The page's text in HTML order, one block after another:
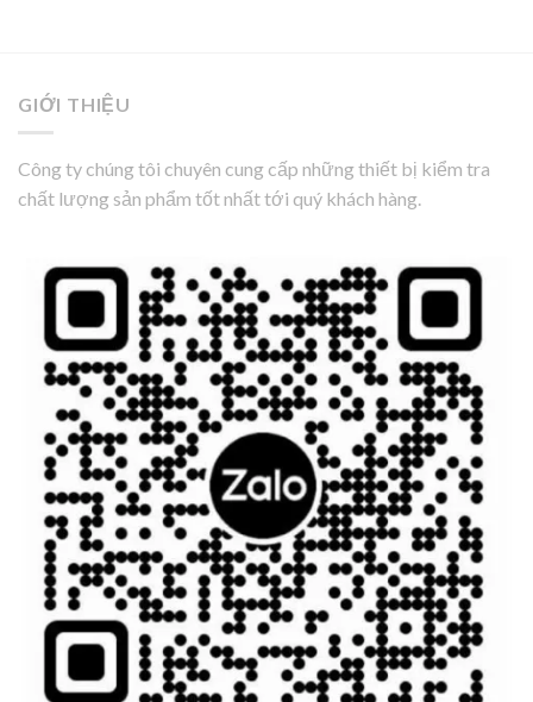
GIỚI THIỆU
Công ty chúng tôi chuyên cung cấp những thiết bị kiểm tra
chất lượng sản phẩm tốt nhất tới quý khách hàng.